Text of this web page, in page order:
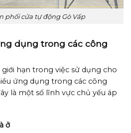
phối cửa tự động Gò Vấp
dụng trong các công
hạn trong việc sử dụng cho
ứng dụng trong các công
là một số lĩnh vực chủ yếu áp
ở